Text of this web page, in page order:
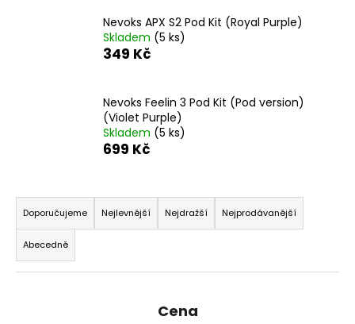
Nevoks APX S2 Pod Kit (Royal Purple)
Skladem (5 ks)
349 Kč
Nevoks Feelin 3 Pod Kit (Pod version)
(Violet Purple)
Skladem (5 ks)
699 Kč
Ř
a
z
e
n
Doporučujeme Nejlevnější Nejdražší Nejprodávanější
Abecedně
Cena
SHOT
50/50
20MG
SALT